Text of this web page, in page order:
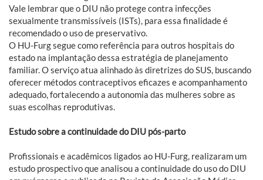
Vale lembrar que o DIU não protege contra infecções
sexualmente transmissíveis (ISTs), para essa finalidade é
recomendado o uso de preservativo.
O HU-Furg segue como referência para outros hospitais do
estado na implantação dessa estratégia de planejamento
familiar. O serviço atua alinhado às diretrizes do SUS, buscando
oferecer métodos contraceptivos eficazes e acompanhamento
adequado, fortalecendo a autonomia das mulheres sobre as
suas escolhas reprodutivas.
Estudo sobre a continuidade do DIU pós-parto
Profissionais e acadêmicos ligados ao HU-Furg, realizaram um
estudo prospectivo que analisou a continuidade do uso do DIU